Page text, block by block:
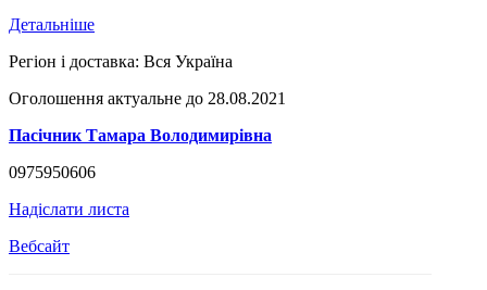
Детальніше
Регіон і доставка: Вся Україна
Оголошення актуальне до 28.08.2021
Пасічник Тамара Володимирівна
0975950606
Надіслати листа
Вебсайт